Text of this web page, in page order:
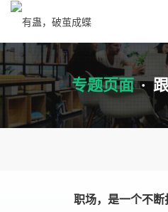
专题页面 ·
职场，是一个不